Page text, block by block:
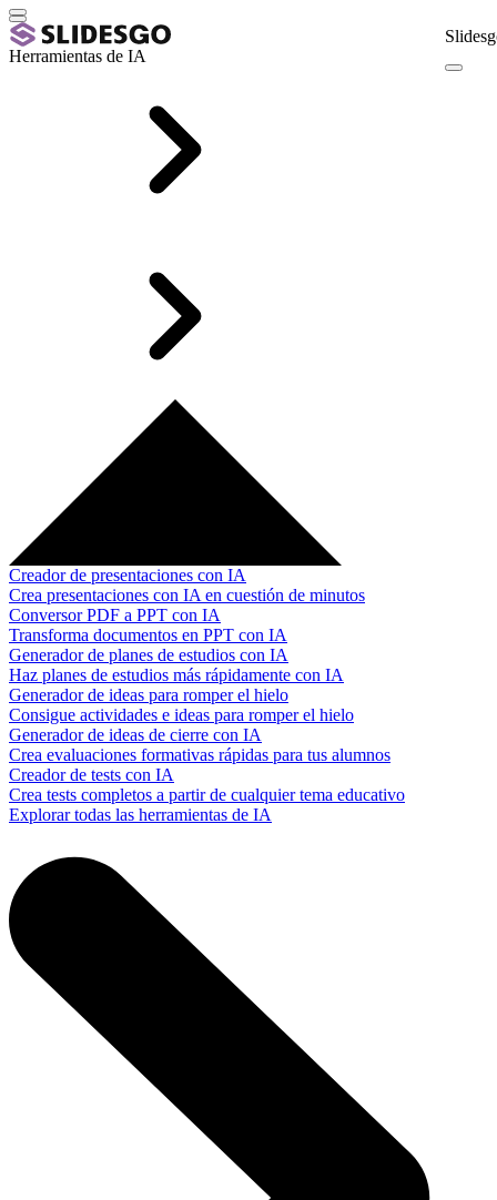
Herramientas de IA
Creador de presentaciones con IA
Crea presentaciones con IA en cuestión de minutos
Conversor PDF a PPT con IA
Transforma documentos en PPT con IA
Generador de planes de estudios con IA
Haz planes de estudios más rápidamente con IA
Generador de ideas para romper el hielo
Consigue actividades e ideas para romper el hielo
Generador de ideas de cierre con IA
Crea evaluaciones formativas rápidas para tus alumnos
Creador de tests con IA
Crea tests completos a partir de cualquier tema educativo
Explorar todas las herramientas de IA